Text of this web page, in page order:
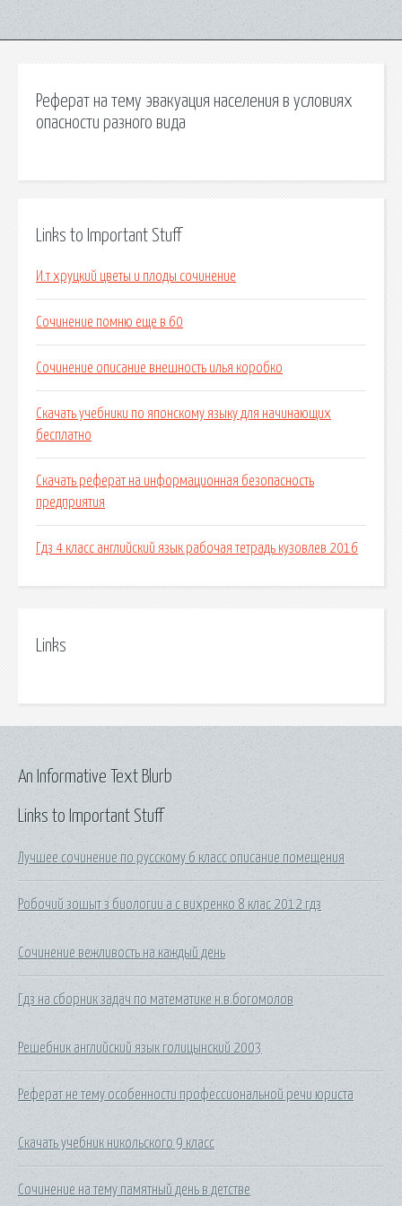
Реферат на тему эвакуация населения в условиях
опасности разного вида
Links to Important Stuff
И.т хруцкий цветы и плоды сочинение
Сочинение помню еще в 60
Сочинение описание внешность илья коробко
Скачать учебники по японскому языку для начинающих
бесплатно
Скачать реферат на информационная безопасность
предприятия
Гдз 4 класс английский язык рабочая тетрадь кузовлев 2016
Links
Links to Important Stuff
Лучшее сочинение по русскому 6 класс описание помещения
Робочий зошыт з биологии а с вихренко 8 клас 2012 гдз
Сочинение вежливость на каждый день
Гдз на сборник задач по математике н.в.богомолов
Решебник английский язык голицынский 2003
Реферат не тему особенности профессиональной речи юриста
Скачать учебник никольского 9 класс
Сочинение на тему памятный день в детстве
An Informative Text Blurb